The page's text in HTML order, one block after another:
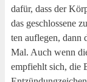
dafür, dass der
das geschlos­se­ne
ten auf­le­gen, dann
Mal. Auch wenn
emp­fiehlt sich, die